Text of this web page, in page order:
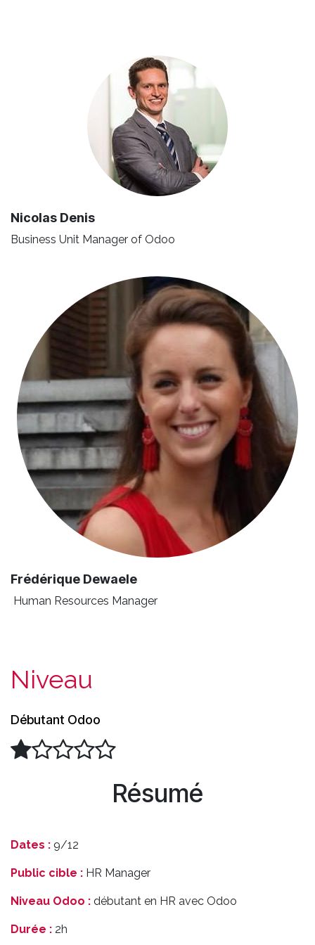
Nicolas Denis
Business Unit Manager of Odoo
Frédérique Dewaele
Human Resources Manager
Niveau
Débutant Odoo
Résumé
Dates : 9/12
Public cible : HR Manager
Niveau Odoo : débutant en HR avec Odoo
Durée : 2h